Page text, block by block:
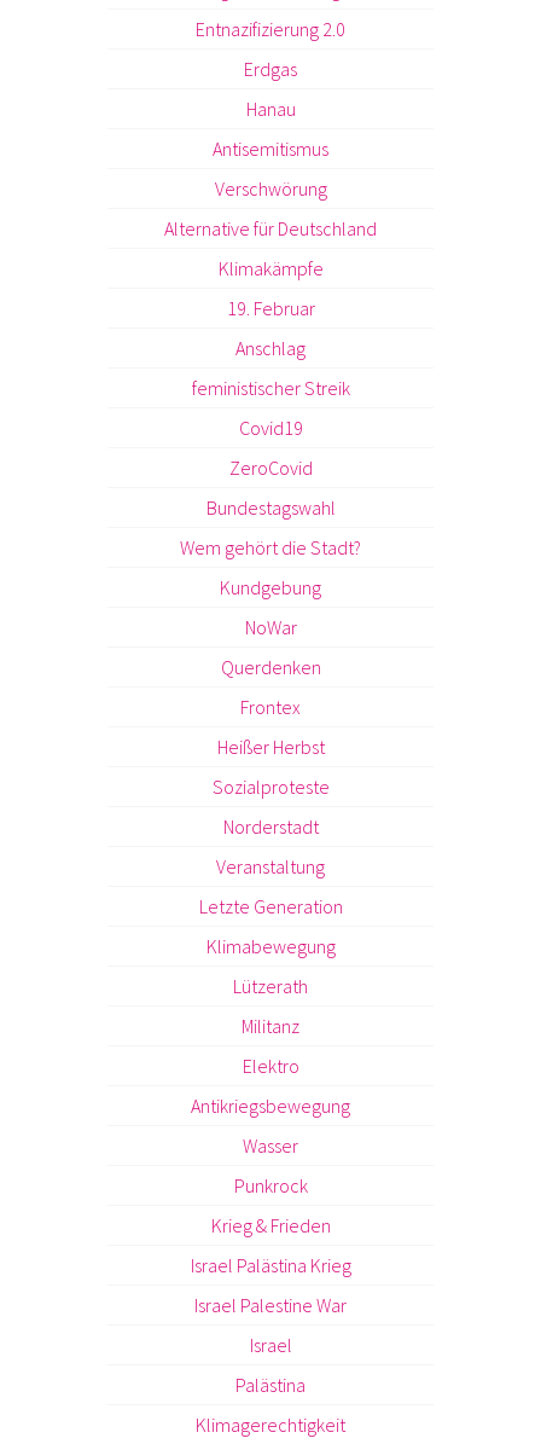
Entnazifizierung 2.0
Erdgas
Hanau
Antisemitismus
Verschwörung
Alternative für Deutschland
Klimakämpfe
19. Februar
Anschlag
feministischer Streik
Covid19
ZeroCovid
Bundestagswahl
Wem gehört die Stadt?
Kundgebung
NoWar
Querdenken
Frontex
Heißer Herbst
Sozialproteste
Norderstadt
Veranstaltung
Letzte Generation
Klimabewegung
Lützerath
Militanz
Elektro
Antikriegsbewegung
Wasser
Punkrock
Krieg & Frieden
Israel Palästina Krieg
Israel Palestine War
Israel
Palästina
Klimagerechtigkeit